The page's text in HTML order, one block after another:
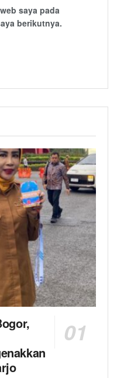
saya pada
berikutnya.